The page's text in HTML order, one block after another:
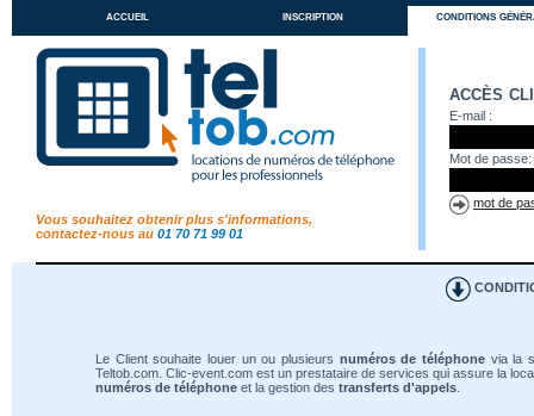
accueil inscription conditions
Vous souhaitez obtenir plus s'informations,
contactez-nous au 01 70 71 99 01
accès
E-mail :
Mot de passe:
mot de
Le Client souhaite louer un ou plusieurs numéros de téléphone via la
Teltob.com. Clic-event.com est un prestataire de services qui assure la
numéros de téléphone et la gestion des transferts d'appels